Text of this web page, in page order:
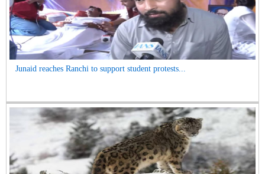
Junaid reaches Ranchi to support student protests...